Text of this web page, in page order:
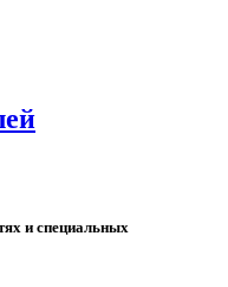
и специальных